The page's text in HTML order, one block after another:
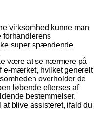
virksomhed kunne man
forhandlerens
super spændende.
være at se nærmere på
e-mærket, hvilket generelt
overholder de
løbende efterses af
bestemmelser.
blive assisteret, ifald du